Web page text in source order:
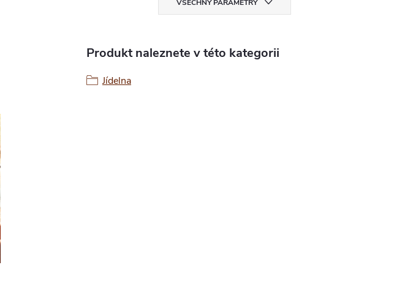
VŠECHNY PARAMETRY
Produkt naleznete v této kategorii
Jídelna